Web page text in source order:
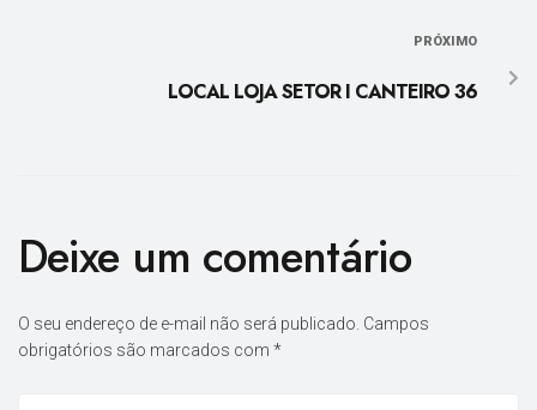
PRÓXIMO
LOCAL LOJA SETOR I CANTEIRO 36
Deixe um comentário
O seu endereço de e-mail não será publicado. Campos
obrigatórios são marcados com *